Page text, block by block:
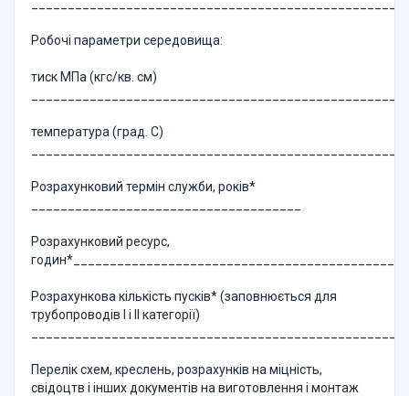
Робочі параметри середовища:
тиск МПа (кгс/кв. см)
температура (град. C)
Розрахунковий термін служби, років*
Розрахунковий ресурс,
годин*____________________________________________
Розрахункова кількість пусків* (заповнюється для
трубопроводів I і II категорії)
Перелік схем, креслень, розрахунків на міцність,
свідоцтв і інших документів на виготовлення і монтаж